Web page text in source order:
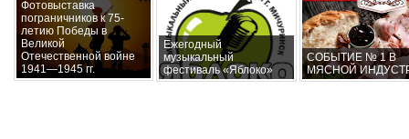
Фотовыставка
пограничников к 75-
летию Победы в
Великой
Отечественной войне
1941—1945 гг.
Ежегодный
музыкальный
фестиваль «Яблоко»
СОБЫТИЕ № 1 В
МЯСНОЙ